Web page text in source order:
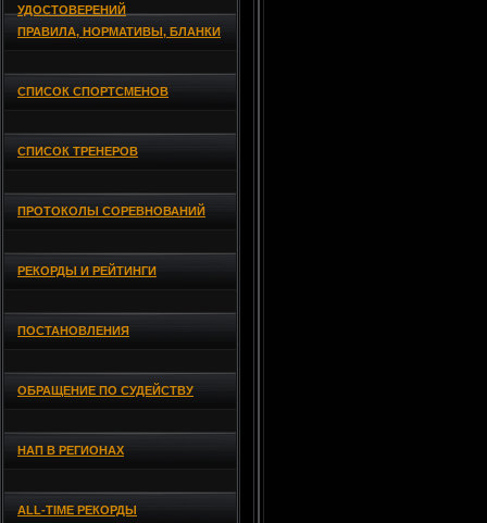
УДОСТОВЕРЕНИЙ
ПРАВИЛА, НОРМАТИВЫ, БЛАНКИ
СПИСОК СПОРТСМЕНОВ
СПИСОК ТРЕНЕРОВ
ПРОТОКОЛЫ СОРЕВНОВАНИЙ
РЕКОРДЫ И РЕЙТИНГИ
ПОСТАНОВЛЕНИЯ
ОБРАЩЕНИЕ ПО СУДЕЙСТВУ
НАП В РЕГИОНАХ
ALL-TIME РЕКОРДЫ